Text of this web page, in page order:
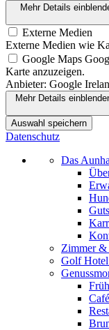
Mehr Details
Externe Medien
Externe Medien wie
Google Maps
Karte anzuzeigen.
Anbieter: Google
Mehr Details
Auswahl speichern
Datenschutz
Das
Zimmer &
Golf Hotel